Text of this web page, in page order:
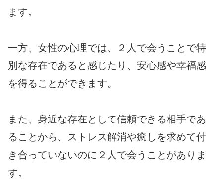
ます。
一方、女性の心理では、２人で会うことで特
別な存在であると感じたり、安心感や幸福感
を得ることができます。
また、身近な存在として信頼できる相手であ
ることから、ストレス解消や癒しを求めて付
き合っていないのに２人で会うことがありま
す。